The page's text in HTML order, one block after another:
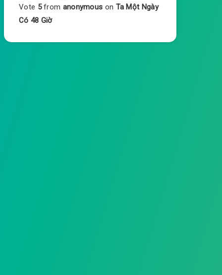
Vote 5 from anonymous on Ta Một Ngày
Có 48 Giờ